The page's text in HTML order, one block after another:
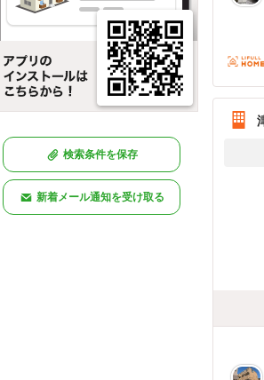
検索条件を保存
新着メール通知を受け取る